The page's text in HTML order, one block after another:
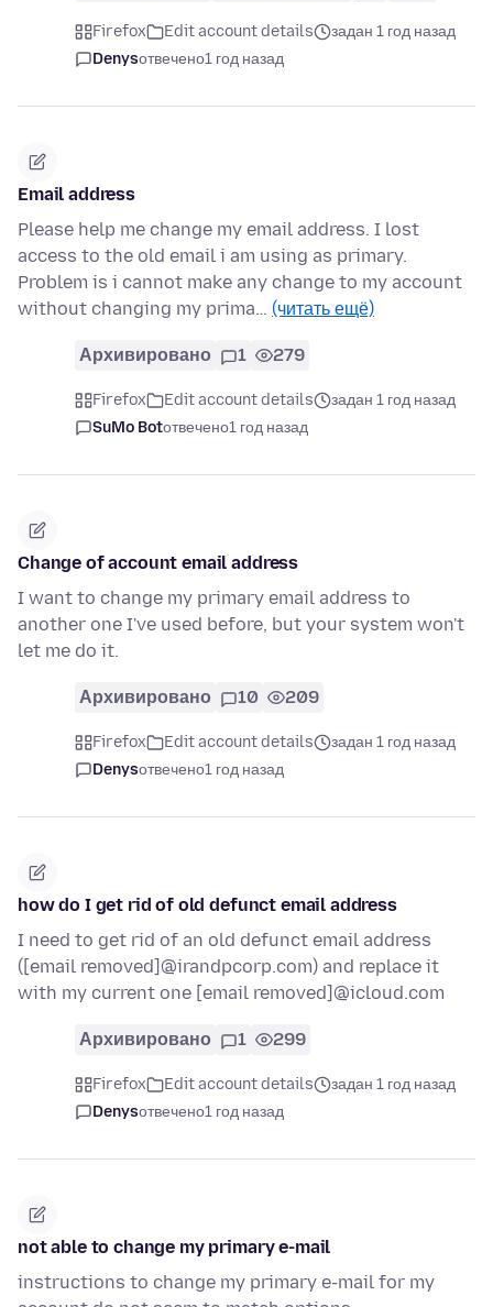
Firefox Edit account details
задан 1 год назад
Denysотвечено1 год назад
Email address
Please help me change my email address. I lost
access to the old email i am using as primary.
Problem is i cannot make any change to my account
without changing my prima… (читать ещё)
Архивировано 1 279
Firefox Edit account details
задан 1 год назад
SuMo Botотвечено1 год назад
Change of account email address
I want to change my primary email address to
another one I've used before, but your system won't
let me do it.
Архивировано 10 209
Firefox Edit account details
задан 1 год назад
Denysотвечено1 год назад
how do I get rid of old defunct email address
I need to get rid of an old defunct email address
([email removed]@irandpcorp.com) and replace it
with my current one [email removed]@icloud.com
Архивировано 1 299
Firefox Edit account details
задан 1 год назад
Denysотвечено1 год назад
not able to change my primary e-mail
instructions to change my primary e-mail for my